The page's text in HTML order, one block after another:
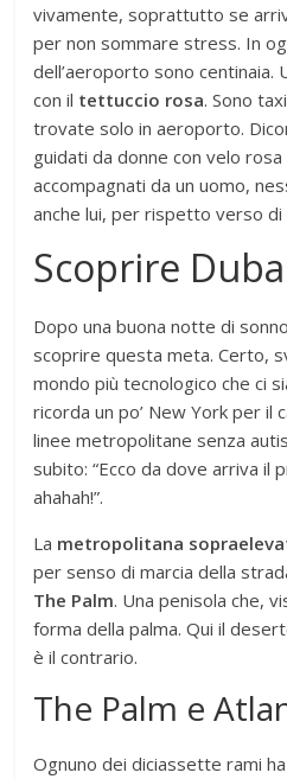
vivamente, soprattutto se
per non sommare stress. In
dell’aeroporto sono centinaia.
con il tettuccio rosa. Sono
trovate solo in aeroporto.
guidati da donne con velo
accompagnati da un uomo,
anche lui, per rispetto verso di
Scoprire
Dopo una buona notte di
scoprire questa meta. Certo,
mondo più tecnologico che ci
ricorda un po’ New York per il
linee metropolitane senza
subito: “Ecco da dove arriva il
ahahah!”.
La metropolitana
per senso di marcia della
The Palm. Una penisola che,
forma della palma. Qui il
è il contrario.
The Palm e
Ognuno dei diciassette rami